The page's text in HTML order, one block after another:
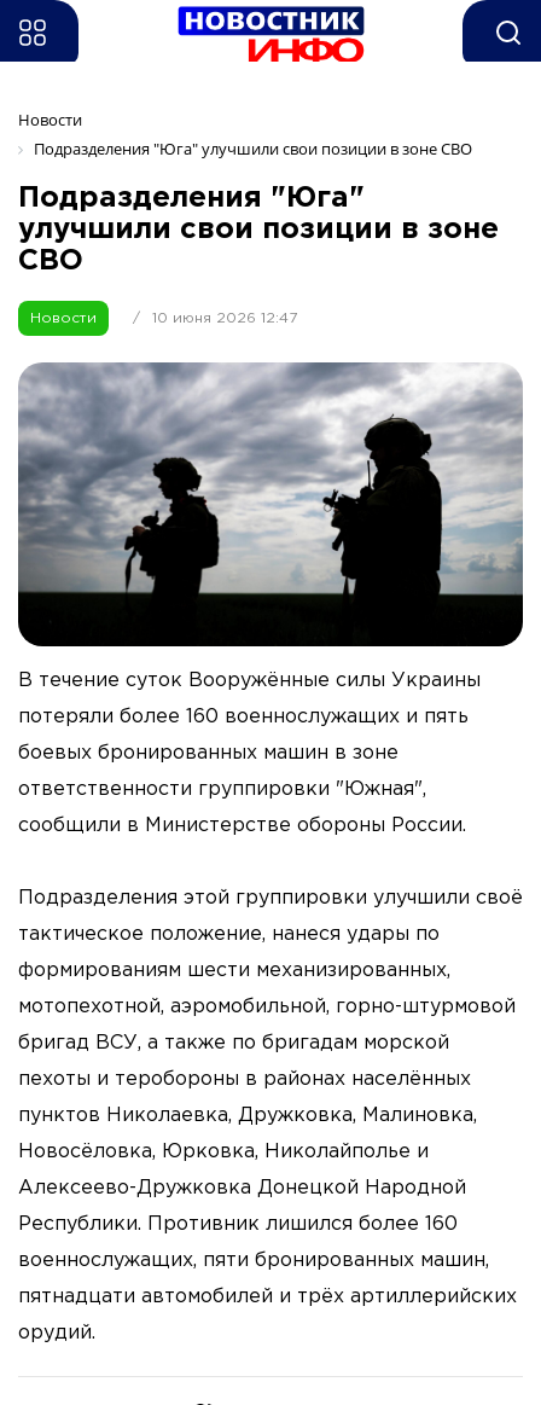
Новости
Подразделения "Юга" улучшили свои позиции в зоне СВО
Подразделения "Юга"
улучшили свои позиции в зоне
СВО
Новости / 10 июня 2026 12:47
В течение суток Вооружённые силы Украины
потеряли более 160 военнослужащих и пять
боевых бронированных машин в зоне
ответственности группировки "Южная",
сообщили в Министерстве обороны России.
Подразделения этой группировки улучшили своё
тактическое положение, нанеся удары по
формированиям шести механизированных,
мотопехотной, аэромобильной, горно-штурмовой
бригад ВСУ, а также по бригадам морской
пехоты и теробороны в районах населённых
пунктов Николаевка, Дружковка, Малиновка,
Новосёловка, Юрковка, Николайполье и
Алексеево-Дружковка Донецкой Народной
Республики. Противник лишился более 160
военнослужащих, пяти бронированных машин,
пятнадцати автомобилей и трёх артиллерийских
орудий.